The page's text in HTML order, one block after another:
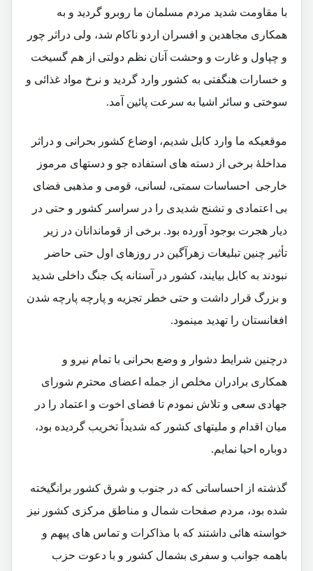
با مقاومت شدید مردم مسلمان ما روبرو گردید و به
همکاری مجاهدین و افسران اردو ناکام شد، ولی دراثر چور
و چپاول و غارت و وحشت آنان نظم دولتی از هم گسیخت
و خسارات هنگفتی به کشور وارد گردید و نرخ مواد غذائی و
سوختی و سائر اشیا به سرعت پائین آمد.
موقعیکه ما وارد کابل شدیم، اوضاع کشور بحرانی و دراثر
مداخلۀ برخی از دسته های استفاده جو و دستهای مرموز
خارجی احساسات سمتی، لسانی، قومی و مذهبی فضای
بی اعتمادی و تشنج شدیدی را در سراسر کشور و حتی در
دیار هجرت بوجود آورده بود. برخی از قوماندانان در زیر
تأثیر چنین تبلیغات زهرآگین در روزهای اول حتی حاضر
نبودند به کابل بیایند، کشور در آستانه یک جنگ داخلی شدید
و بزرگ قرار داشت و حتی خطر تجزیه و پارچه پارچه شدن
افغانستان را تهدید مینمود.
درچنین شرایط دشوار و وضع بحرانی با تمام نیرو و
همکاری برادران مخلص از جمله اعضای محترم شورای
جهادی سعی و تلاش نمودم تا فضای اخوت و اعتماد را در
میان اقدام و ملیتهای کشور که شدیداً تخریب گردیده بود،
دوباره احیا نمایم.
گذشته از احساساتی که در جنوب و شرق کشور برانگیخته
شده بود، مردم صفحات شمال و مناطق مرکزی کشور نیز
خواسته هائی داشتند که با مذاکرات و تماس های پیهم و
باهمه جوانب و سفری بشمال کشور و با دعوت حزب